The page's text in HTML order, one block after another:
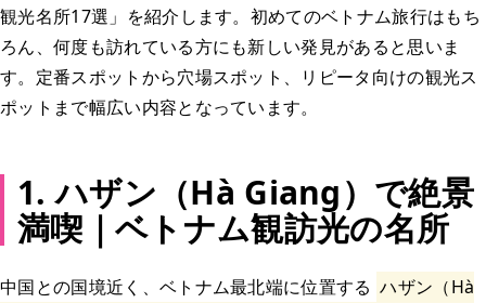
観光名所17選」を紹介します。初めてのベトナム旅行はもち
ろん、何度も訪れている方にも新しい発見があると思いま
す。定番スポットから穴場スポット、リピータ向けの観光ス
ポットまで幅広い内容となっています。
1. ハザン（Hà Giang）で絶景
満喫｜ベトナム観訪光の名所
中国との国境近く、ベトナム最北端に位置する ハザン（Hà